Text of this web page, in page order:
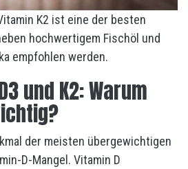
K2 ist eine der besten
hochwertigem Fischöl und
empfohlen werden.
und K2: Warum
der meisten übergewichtigen
D-Mangel. Vitamin D